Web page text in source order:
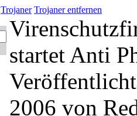
Trojaner Trojaner entfernen
startet Anti
2006 von